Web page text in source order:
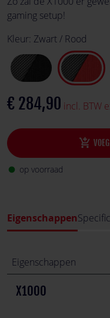
gaming setup!
Kleur: Zwart / Rood
€ 284,90 incl. BTW
add_shopping_cart
fiber_manual_record op voorraad
Eigenschappen
Eigenschappen
X1000